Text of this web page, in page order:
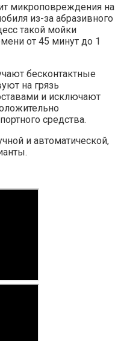
микроповреждения на
из-за абразивного
такой мойки
от 45 минут до 1
бесконтактные
на грязь
и исключают
средства.
и автоматической,